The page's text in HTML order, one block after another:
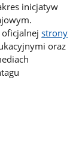
inicjatyw
oficjalnejstrony
oraz